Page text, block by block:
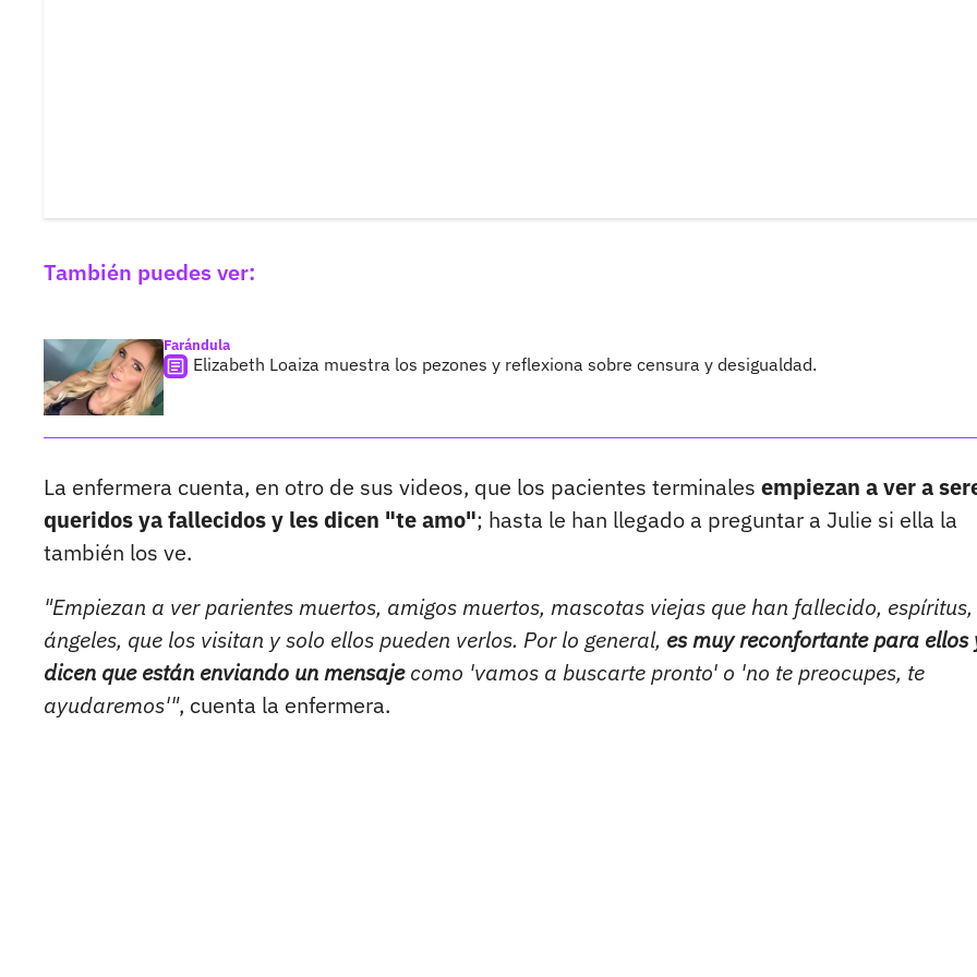
También puedes ver:
Farándula
Elizabeth Loaiza muestra los pezones y reflexiona sobre censura y desigualdad.
La enfermera cuenta, en otro de sus videos, que los pacientes terminales empiezan a ver a
queridos ya fallecidos y les dicen "te amo"; hasta le han llegado a preguntar a Julie si ella la
también los ve.
"Empiezan a ver parientes muertos, amigos muertos, mascotas viejas que han fallecido, espíritus,
ángeles, que los visitan y solo ellos pueden verlos. Por lo general, es muy reconfortante para ellos
dicen que están enviando un mensajecomo 'vamos a buscarte pronto' o 'no te preocupes, te
ayudaremos'", cuenta la enfermera.